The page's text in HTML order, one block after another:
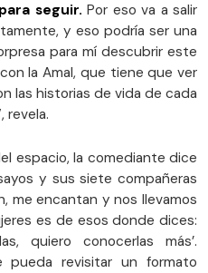
seguir.Por eso va a salir
y eso podría ser una
para mí descubrir este
la Amal, que tiene que ver
las historias de vida de cada
revela.
espacio, la comediante dice
y sus siete compañeras
me encantan y nos llevamos
es de esos donde dices:
quiero conocerlas más’.
revisitar un formato